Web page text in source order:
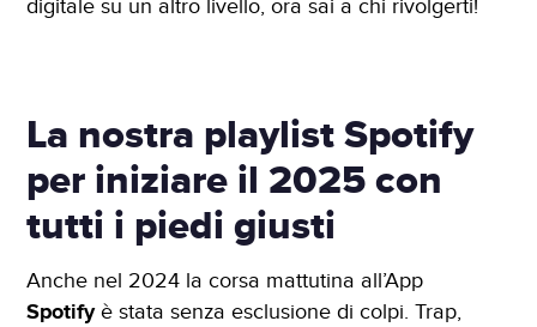
digitale su un altro livello, ora sai a chi rivolgerti!
La nostra playlist Spotify
per iniziare il 2025 con
tutti i piedi giusti
Anche nel 2024 la corsa mattutina all’App
Spotifyè stata senza esclusione di colpi. Trap,